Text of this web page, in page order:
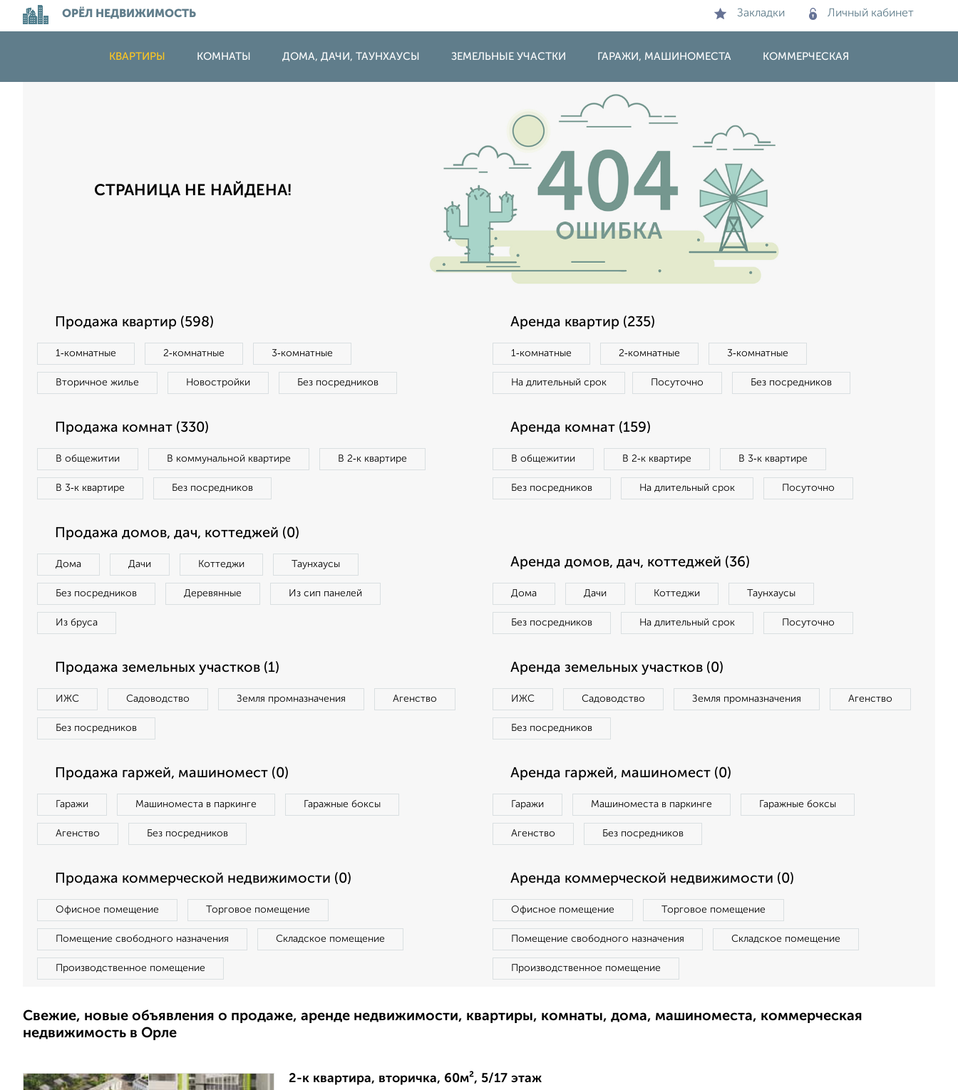
ОРЁЛ НЕДВИЖИМОСТЬ Закладки Личный кабинет
КВАРТИРЫ КОМНАТЫ ДОМА, ДАЧИ, ТАУНХАУСЫ ЗЕМЕЛЬНЫЕ УЧАСТКИ ГАРАЖИ, МАШИНОМЕСТА КОММЕРЧЕСКАЯ
СТРАНИЦА НЕ НАЙДЕНА!
Продажа квартир (598)
1‑комнатные 2‑комнатные 3‑комнатные
Вторичное жилье Новостройки Без посредников
Аренда квартир (235)
1‑комнатные 2‑комнатные 3‑комнатные
На длительный срок Посуточно Без посредников
Продажа комнат (330)
В общежитии В коммунальной квартире В 2‑к квартире
В 3‑к квартире Без посредников
Аренда комнат (159)
В общежитии В 2‑к квартире В 3‑к квартире
Без посредников На длительный срок Посуточно
Продажа домов, дач, коттеджей (0)
Дома Дачи Коттеджи Таунхаусы
Без посредников Деревянные Из сип панелей
Из бруса
Аренда домов, дач, коттеджей (36)
Дома Дачи Коттеджи Таунхаусы
Без посредников На длительный срок Посуточно
Продажа земельных участков (1)
ИЖС Садоводство Земля промназначения Агенство
Без посредников
Аренда земельных участков (0)
ИЖС Садоводство Земля промназначения Агенство
Без посредников
Продажа гаржей, машиномест (0)
Гаражи Машиноместа в паркинге Гаражные боксы
Агенство Без посредников
Аренда гаржей, машиномест (0)
Гаражи Машиноместа в паркинге Гаражные боксы
Агенство Без посредников
Продажа коммерческой недвижимости (0)
Офисное помещение Торговое помещение
Помещение свободного назначения Складское помещение
Производственное помещение
Аренда коммерческой недвижимости (0)
Офисное помещение Торговое помещение
Помещение свободного назначения Складское помещение
Производственное помещение
Свежие, новые объявления о продаже, аренде недвижимости, квартиры, комнаты, дома, машиноместа, коммерческая
недвижимость в Орле
2-к квартира, вторичка, 60м², 5/17 этаж